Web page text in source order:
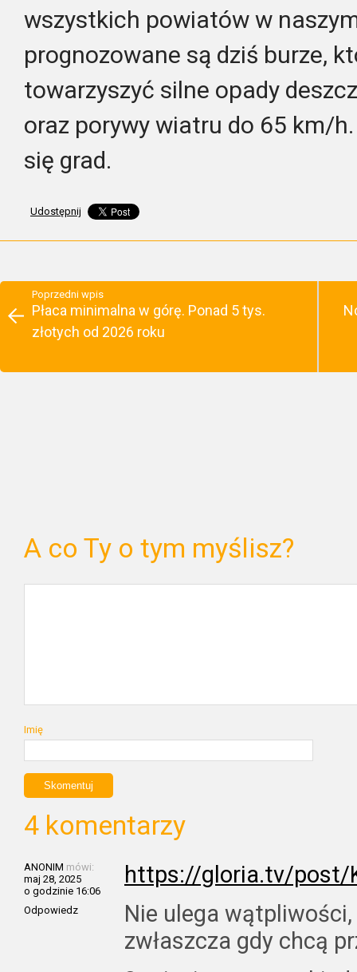
wszystkich powiatów w
prognozowane są dziś burze,
towarzyszyć silne opady
oraz porywy wiatru do 65 km/
się grad.
Udostępnij
Poprzedni wpis
Płaca minimalna w górę. Ponad 5 tys.
złotych od 2026 roku
A co Ty o tym myślisz?
Imię
4 komentarzy
ANONIM mówi:
maj 28, 2025
o godzinie 16:06
Odpowiedz
https://gloria.tv/post/
Nie ulega
zwłaszcza gdy chcą